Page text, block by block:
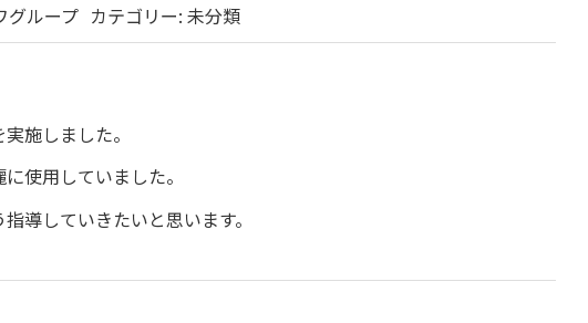
グループ カテゴリー: 未分類
施しました。
使用していました。
導していきたいと思います。